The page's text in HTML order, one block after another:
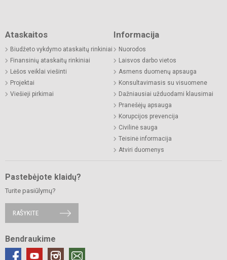
Ataskaitos
Biudžeto vykdymo ataskaitų rinkiniai
Finansinių ataskaitų rinkiniai
Lėšos veiklai viešinti
Projektai
Viešieji pirkimai
Informacija
Nuorodos
Laisvos darbo vietos
Asmens duomenų apsauga
Konsultavimasis su visuomene
Dažniausiai užduodami klausimai
Pranešėjų apsauga
Korupcijos prevencija
Civilinė sauga
Teisinė informacija
Atviri duomenys
Pastebėjote klaidų?
Turite pasiūlymų?
RAŠYKITE
Bendraukime